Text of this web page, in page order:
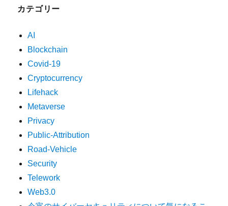
カテゴリー
AI
Blockchain
Covid-19
Cryptocurrency
Lifehack
Metaverse
Privacy
Public-Attribution
Road-Vehicle
Security
Telework
Web3.0